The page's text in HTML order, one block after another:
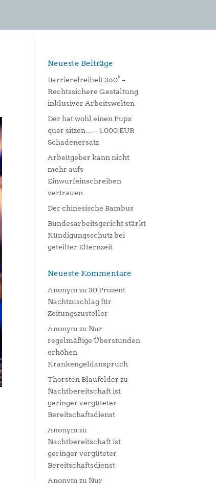
Neueste Beiträge
Barrierefreiheit 360° –
Rechtssichere Gestaltung
inklusiver Arbeitswelten
Der hat wohl einen Pups
quer sitzen… – 1.000 EUR
Schadenersatz
Arbeitgeber kann nicht
mehr aufs
Einwurfeinschreiben
vertrauen
Der chinesische Bambus
Bundesarbeitsgericht stärkt
Kündigungsschutz bei
geteilter Elternzeit
Neueste Kommentare
Anonym zu30 Prozent
Nachtzuschlag für
Zeitungszusteller
Anonym zu Nur
regelmäßige Überstunden
erhöhen
Krankengeldanspruch
Thorsten Blaufelder zu
Nachtbereitschaft ist
geringer vergüteter
Bereitschaftsdienst
Anonym zu
Nachtbereitschaft ist
geringer vergüteter
Bereitschaftsdienst
Anonym zu Nur